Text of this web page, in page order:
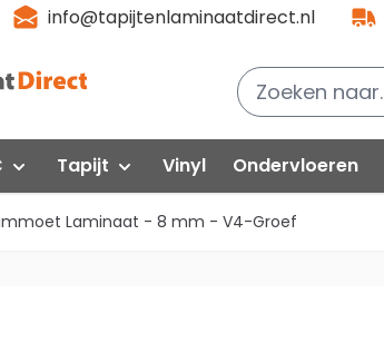
info@tapijtenlaminaatdirect.nl
Tapijt Vinyl Ondervloeren
Laminaat - 8 mm - V4-Groef